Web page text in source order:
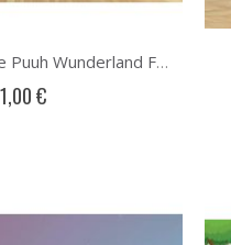
Verspieltes Winnie Puuh Wunderland Fototapete
€